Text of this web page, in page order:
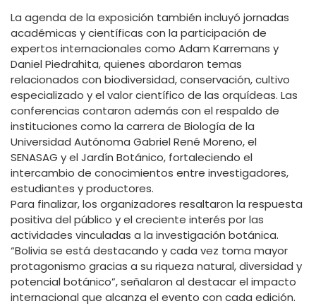
La agenda de la exposición también incluyó jornadas
académicas y científicas con la participación de
expertos internacionales como Adam Karremans y
Daniel Piedrahita, quienes abordaron temas
relacionados con biodiversidad, conservación, cultivo
especializado y el valor científico de las orquídeas. Las
conferencias contaron además con el respaldo de
instituciones como la carrera de Biología de la
Universidad Autónoma Gabriel René Moreno, el
SENASAG y el Jardín Botánico, fortaleciendo el
intercambio de conocimientos entre investigadores,
estudiantes y productores.
Para finalizar, los organizadores resaltaron la respuesta
positiva del público y el creciente interés por las
actividades vinculadas a la investigación botánica.
“Bolivia se está destacando y cada vez toma mayor
protagonismo gracias a su riqueza natural, diversidad y
potencial botánico”, señalaron al destacar el impacto
internacional que alcanza el evento con cada edición.